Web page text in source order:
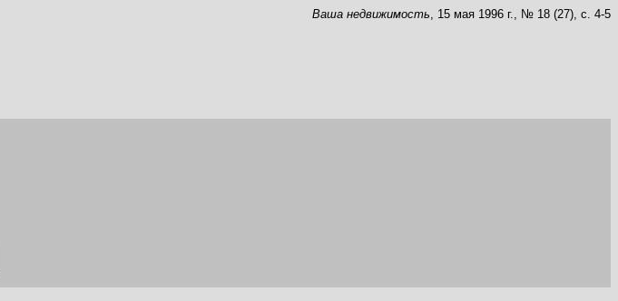
Ваша недвижимость, 15 мая 1996 г., № 18 (27), с. 4-5